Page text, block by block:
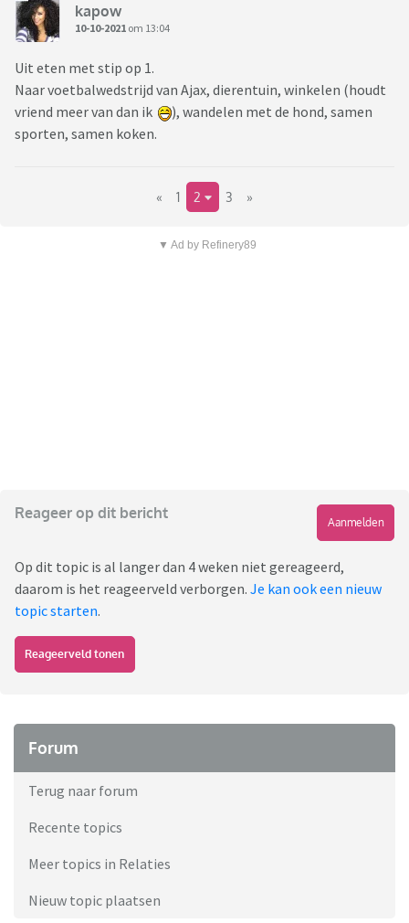
kapow
10-10-2021 om 13:04
Uit eten met stip op 1.
Naar voetbalwedstrijd van Ajax, dierentuin, winkelen (houdt
vriend meer van dan ik
), wandelen met de hond, samen
sporten, samen koken.
« 1 2 3 »
▼ Ad by Refinery89
Reageer op dit bericht
Aanmelden
Op dit topic is al langer dan 4 weken niet gereageerd,
daarom is het reageerveld verborgen. Je kan ook een nieuw
topic starten.
Reageerveld tonen
Forum
Terug naar forum
Recente topics
Meer topics in Relaties
Nieuw topic plaatsen